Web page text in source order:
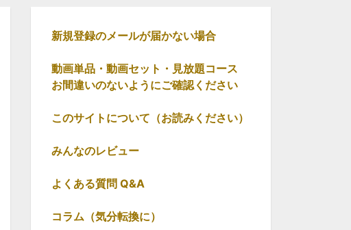
新規登録のメールが届かない場合
動画単品・動画セット・見放題コース
お間違いのないようにご確認ください
このサイトについて（お読みください）
みんなのレビュー
よくある質問 Q&A
コラム（気分転換に）